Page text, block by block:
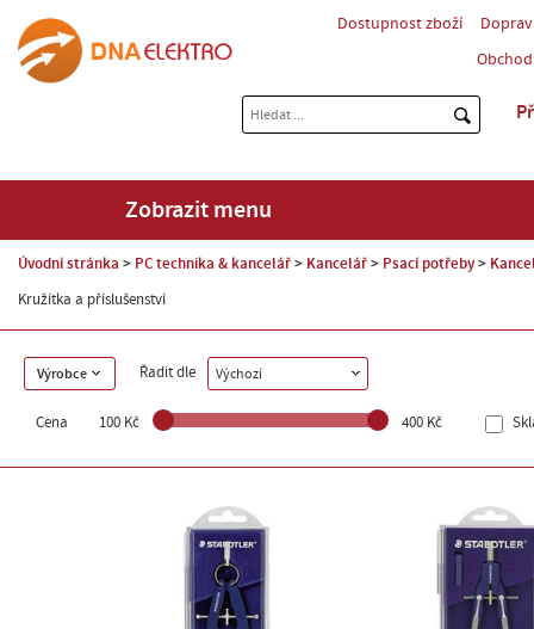
Dostupnost zboží
Zobrazit menu
Úvodní stránka PC technika & kancelář Kancelář Psací potřeby
Kružítka a příslušenství
Výrobce Řadit dle Výchozí
Cena 100 Kč 400 Kč